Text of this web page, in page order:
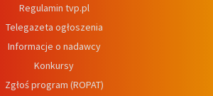
Regulamin tvp.pl
Telegazeta ogłoszenia
Informacje o nadawcy
Konkursy
Zgłoś program (ROPAT)